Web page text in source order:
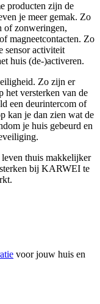
producten zijn de
je meer gemak. Zo
of zonweringen,
magneetcontacten. Zo
sensor activiteit
huis (de-)activeren.
Zo zijn er
het versterken van de
een deurintercom of
kan je dan zien wat de
je huis gebeurd en
leven thuis makkelijker
bij KARWEI te
voor jouw huis en